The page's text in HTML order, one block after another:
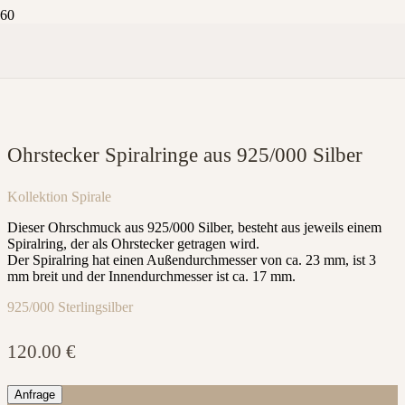
Ohrstecker Spiralringe aus 925/000 Silber
Kollektion Spirale
Dieser Ohrschmuck aus 925/000 Silber, besteht aus jeweils einem
Spiralring, der als Ohrstecker getragen wird.
Der Spiralring hat einen Außendurchmesser von ca. 23 mm, ist 3
mm breit und der Innendurchmesser ist ca. 17 mm.
925/000 Sterlingsilber
120.00 €
Anfrage